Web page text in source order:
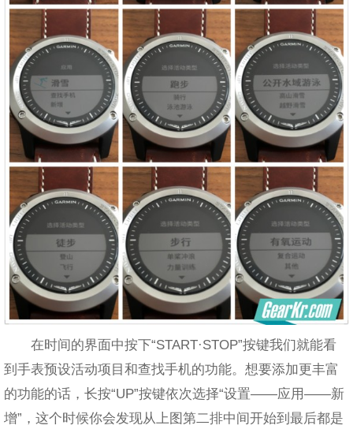
在时间的界面中按下“START·STOP”按键我们就能看
到手表预设活动项目和查找手机的功能。想要添加更丰富
的功能的话，长按“UP”按键依次选择“设置——应用——新
增”，这个时候你会发现从上图第二排中间开始到最后都是